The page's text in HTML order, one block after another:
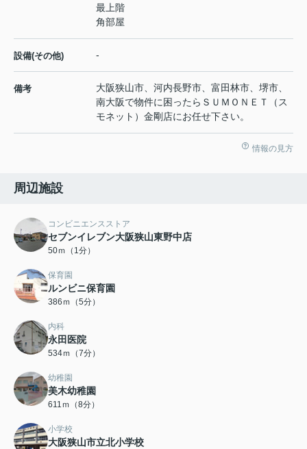
最上階
角部屋
設備(その他) -
備考
大阪狭山市、河内長野市、富田林市、堺市、
南大阪で物件に困ったらＳＵＭＯＮＥＴ（ス
モネット）金剛店にお任せ下さい。
情報の見方
周辺施設
コンビニエンスストア
セブンイレブン大阪狭山東野中店
50ｍ（1分）
保育園
ルンビニ保育園
386ｍ（5分）
内科
永田医院
534ｍ（7分）
幼稚園
美木幼稚園
611ｍ（8分）
小学校
大阪狭山市立北小学校